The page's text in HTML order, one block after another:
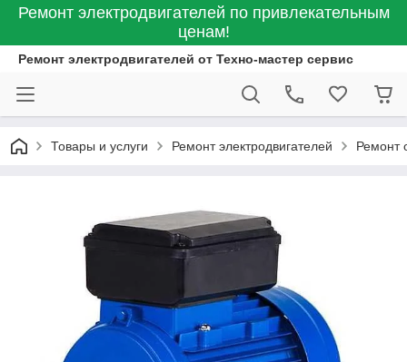
Ремонт электродвигателей по привлекательным
ценам!
Ремонт электродвигателей от Техно-мастер сервис
Товары и услуги Ремонт электродвигателей Ремонт